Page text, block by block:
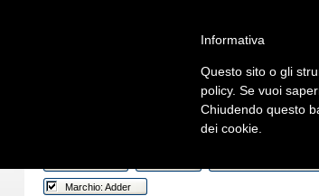
Dati Cliente Servizi
Fotografia Telefonia
Marchio: Adder
Informativa
Questo sito o gli
policy. Se vuoi
Chiudendo questo
dei cookie.